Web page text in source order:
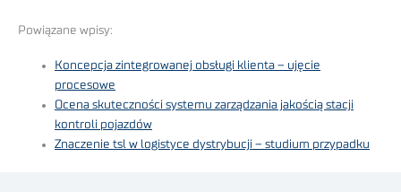
Powiązane wpisy:
Koncepcja zintegrowanej obsługi klienta – ujęcie
procesowe
Ocena skuteczności systemu zarządzania jakością stacji
kontroli pojazdów
Znaczenie tsl w logistyce dystrybucji – studium przypadku